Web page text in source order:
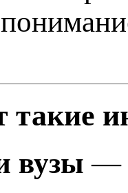
такие
вузы —